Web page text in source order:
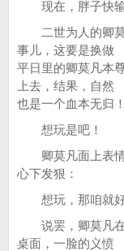
现在，胖子快输
二世为人的卿莫
事儿，这要是换做
平日里的卿莫凡本
上去，结果，自然
也是一个血本无归！
想玩是吧！
卿莫凡面上表情
心下发狠：
想玩，那咱就好
说罢，卿莫凡在
桌面，一脸的义愤